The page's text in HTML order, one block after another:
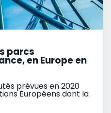
parcs
en Europe en
prévues en 2020
Européens dont la